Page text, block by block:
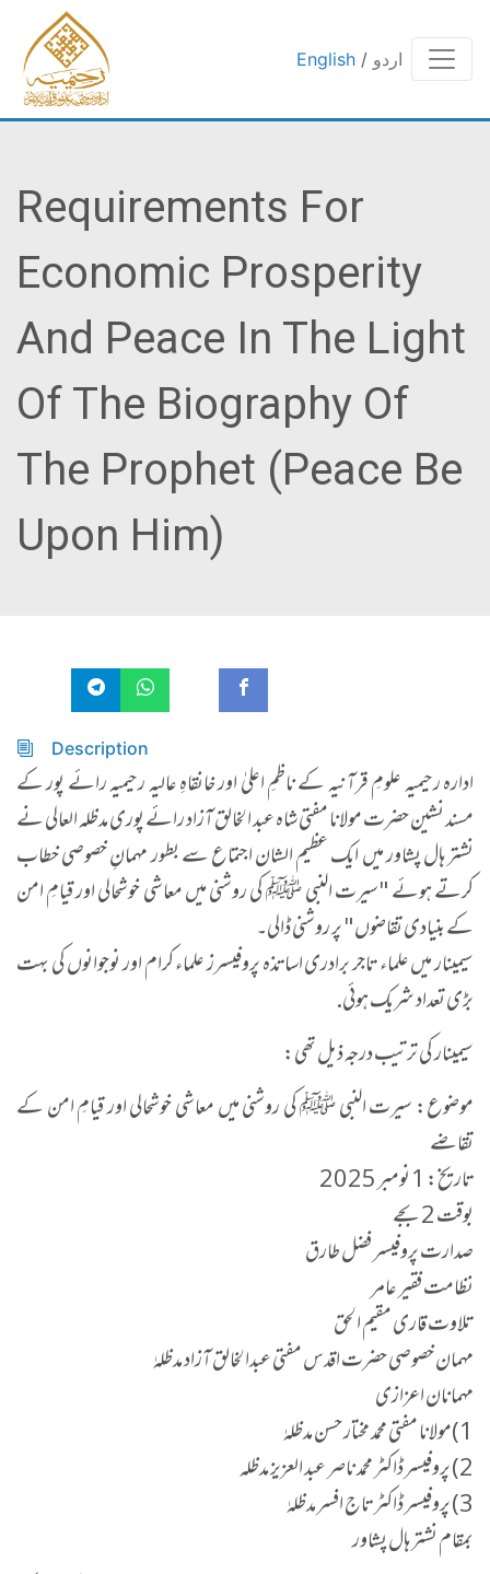
English / اردو
Requirements For
Economic Prosperity
And Peace In The Light
Of The Biography Of
The Prophet (peace Be
Upon Him)
Description
ادارہ رحیمیہ علومِ قرآنیہ کے ناظمِ اعلیٰ اور خانقاہِ عالیہ رحیمیہ رائے پور کے
مسند نشین حضرت مولانا مفتی شاہ عبد الخالق آزاد رائے پوری مدظلہ العالی نے
نشتر ہال پشاور میں ایک عظیم الشان اجتماع سے بطور مہمانِ خصوصی خطاب
کرتے ہوئے "سیرت النبی ﷺ کی روشنی میں معاشی خوشحالی اور قیامِ امن
کے بنیادی تقاضوں" پر روشنی ڈالی۔
سیمینار میں علماء تاجر برادری اساتذہ پروفیسرز علماء کرام اور نوجوانوں کی بہت
بڑی تعداد شریک ہوئی.
سیمینار کی ترتیب درجہ ذیل تھی:
موضوع: سیرت النبی ﷺ کی روشنی میں معاشی خوشحالی اور قیامِ امن کے
تقاضے
تاریخ: 1 نومبر 2025
بوقت 2 بجے
صدارت پروفیسر فضل طارق
نظامت فقیر عامر
تلاوت قاری مقیم الحق
مہمان خصوصی حضرت اقدس مفتی عبدالخالق آزاد مدظلہٰ
مہمانان اعزازی
1)مولانا مفتی محمد مختار حسن مدظلہٰ
2) پروفیسر ڈاکٹر محمد ناصر عبد العزیز مدظلہ
3) پروفیسر ڈاکٹر تاج افسر مدظلہٰ
بمقام نشتر ہال پشاور